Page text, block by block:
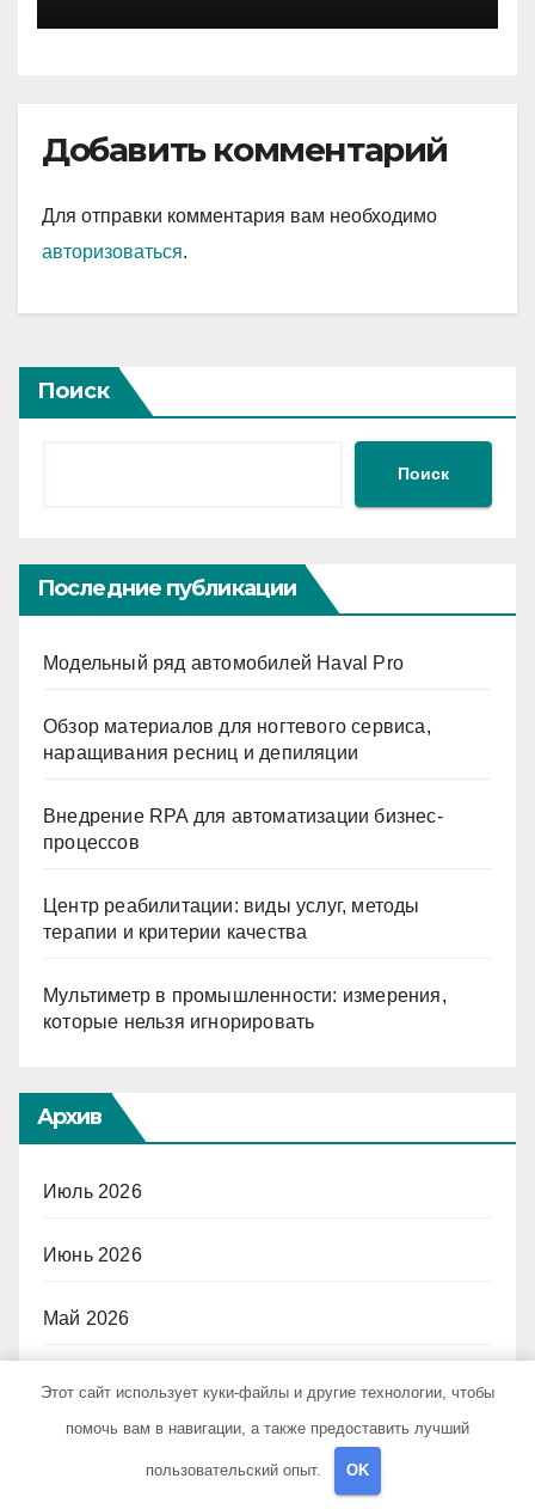
Добавить комментарий
Для отправки комментария вам необходимо
авторизоваться.
Поиск
Поиск
Последние публикации
Модельный ряд автомобилей Haval Pro
Обзор материалов для ногтевого сервиса,
наращивания ресниц и депиляции
Внедрение RPA для автоматизации бизнес-
процессов
Центр реабилитации: виды услуг, методы
терапии и критерии качества
Мультиметр в промышленности: измерения,
которые нельзя игнорировать
Архив
Июль 2026
Июнь 2026
Май 2026
Апрель 2026
Этот сайт использует куки-файлы и другие технологии, чтобы
помочь вам в навигации, а также предоставить лучший
пользовательский опыт. OK